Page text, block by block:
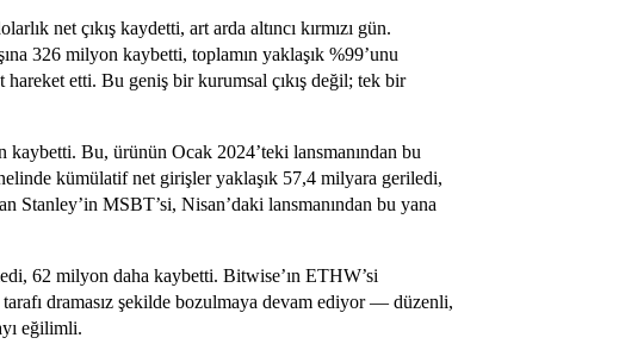
net çıkış kaydetti, art arda altıncı kırmızı gün.
326 milyon kaybetti, toplamın yaklaşık %99’unu
etti. Bu geniş bir kurumsal çıkış değil; tek bir
Bu, ürünün Ocak 2024’teki lansmanından bu
kümülatif net girişler yaklaşık 57,4 milyara geriledi,
Stanley’in MSBT’si, Nisan’daki lansmanından bu yana
62 milyon daha kaybetti. Bitwise’ın ETHW’si
dramasız şekilde bozulmaya devam ediyor — düzenli,
eğilimli.